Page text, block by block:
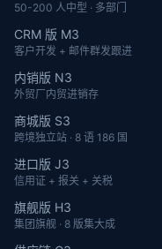
50-200 人中型 · 多部门
CRM 版 M3
客户开发 + 邮件群发跟进
内销版 N3
外贸厂内贸进销存
商城版 S3
跨境独立站 · 8 语 186 国
进口版 J3
信用证 + 报关 + 关税
旗舰版 H3
集团旗舰 · 8 版集大成